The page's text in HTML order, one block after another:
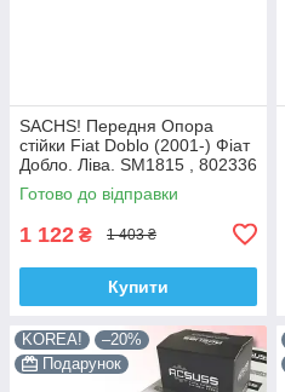
SACHS! Передня Опора
стійки Fiat Doblo (2001-) Фіат
Добло. Ліва. SM1815 , 802336
, KB658.15 , VKDC35232
Готово до відправки
1 122 ₴ 1 403 ₴
Купити
KOREA!
–20%
Подарунок